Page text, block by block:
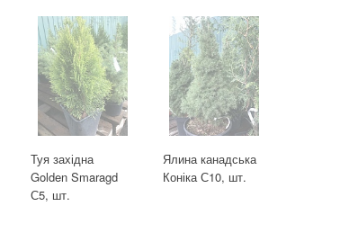
Туя західна
Golden Smaragd
С5, шт.
Ялина канадська
Коніка С10, шт.